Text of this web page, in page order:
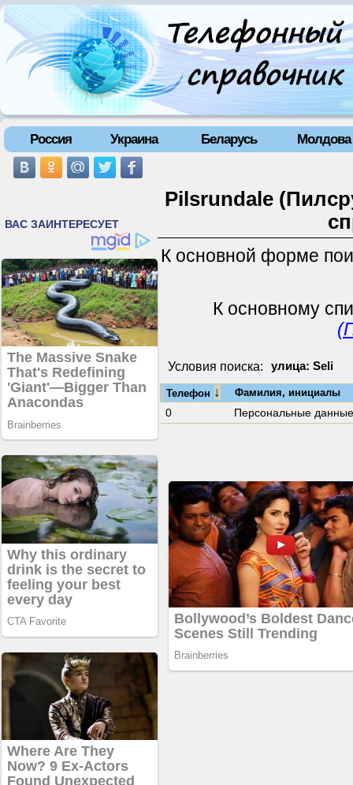
Россия Украина Беларусь Молдова
Pilsrundale
К основной форме
К основному
Условия поиска: улица: Seli
Телефон ↓ Фамилия, инициалы
0 Персональные данные